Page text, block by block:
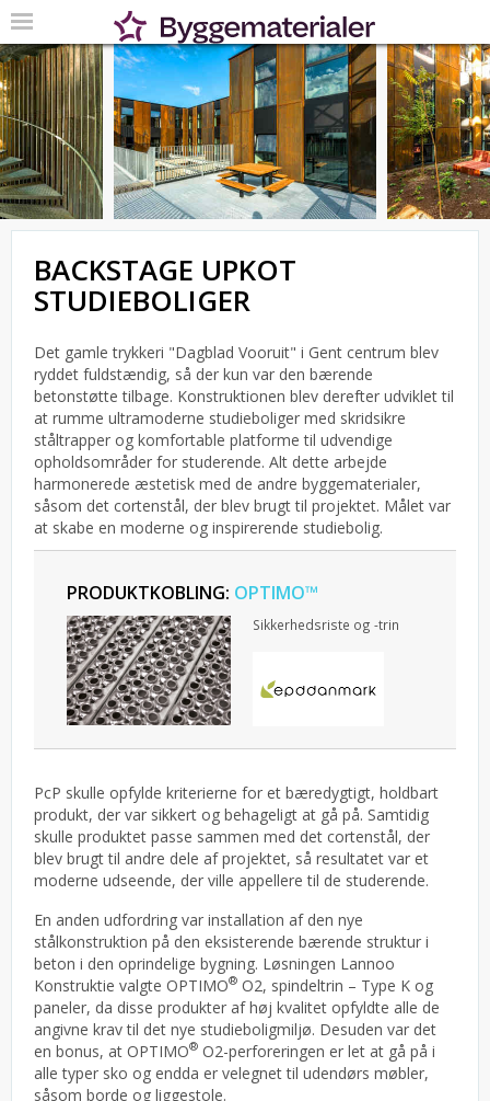
BACKSTAGE UPKOT
STUDIEBOLIGER
Det gamle trykkeri "Dagblad Vooruit" i Gent centrum blev
ryddet fuldstændig, så der kun var den bærende
betonstøtte tilbage. Konstruktionen blev derefter udviklet til
at rumme ultramoderne studieboliger med skridsikre
ståltrapper og komfortable platforme til udvendige
opholdsområder for studerende. Alt dette arbejde
harmonerede æstetisk med de andre byggematerialer,
såsom det cortenstål, der blev brugt til projektet. Målet var
at skabe en moderne og inspirerende studiebolig.
PRODUKTKOBLING: OPTIMO™
Sikkerhedsriste og -trin
PcP skulle opfylde kriterierne for et bæredygtigt, holdbart
produkt, der var sikkert og behageligt at gå på. Samtidig
skulle produktet passe sammen med det cortenstål, der
blev brugt til andre dele af projektet, så resultatet var et
moderne udseende, der ville appellere til de studerende.
En anden udfordring var installation af den nye
stålkonstruktion på den eksisterende bærende struktur i
beton i den oprindelige bygning. Løsningen Lannoo
Konstruktie valgte OPTIMO® O2, spindeltrin – Type K og
paneler, da disse produkter af høj kvalitet opfyldte alle de
angivne krav til det nye studieboligmiljø. Desuden var det
en bonus, at OPTIMO® O2-perforeringen er let at gå på i
alle typer sko og endda er velegnet til udendørs møbler,
såsom borde og liggestole.